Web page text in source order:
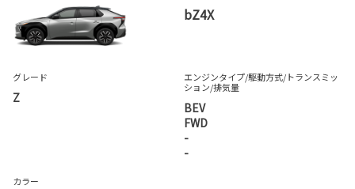
bZ4X
グレード
Z
エンジンタイプ/駆動方式/トランスミッ
ション/排気量
BEV
FWD
-
-
カラー